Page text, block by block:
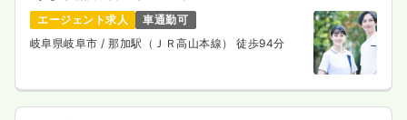
エージェント求人
車通勤可
岐阜県岐阜市/ 那加駅（ＪＲ高山本線） 徒歩94分